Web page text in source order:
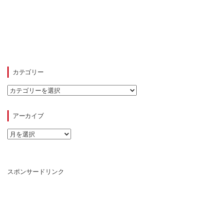
カテゴリー
カ
テ
ー
アーカイブ
ア
ー
スポンサードリンク